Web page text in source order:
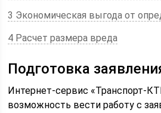
3 Экономическая выгода от
4 Расчет размера вреда
Подготовка
Интернет-сервис «Транспорт-
возможность вести работу с